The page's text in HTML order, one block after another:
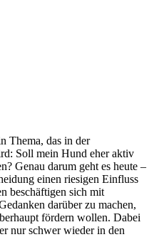
Thema, das in der
Soll mein Hund eher aktiv
Genau darum geht es heute –
einen riesigen Einfluss
beschäftigen sich mit
darüber zu machen,
fördern wollen. Dabei
nur schwer wieder in den